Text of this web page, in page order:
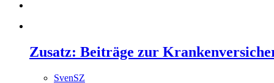
Zusatz: Beiträge zur
SvenSZ